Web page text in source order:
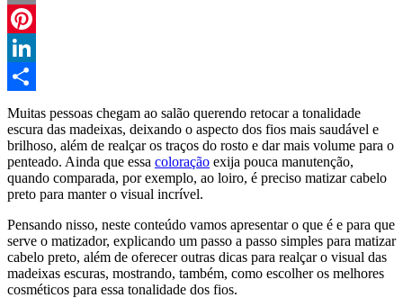
Email
Pinterest
LinkedIn
Compartilhar
Muitas pessoas chegam ao salão querendo retocar a tonalidade
escura das madeixas, deixando o aspecto dos fios mais saudável e
brilhoso, além de realçar os traços do rosto e dar mais volume para o
penteado. Ainda que essa coloração exija pouca manutenção,
quando comparada, por exemplo, ao loiro, é preciso matizar cabelo
preto para manter o visual incrível.
Pensando nisso, neste conteúdo vamos apresentar o que é e para que
serve o matizador, explicando um passo a passo simples para matizar
cabelo preto, além de oferecer outras dicas para realçar o visual das
madeixas escuras, mostrando, também, como escolher os melhores
cosméticos para essa tonalidade dos fios.